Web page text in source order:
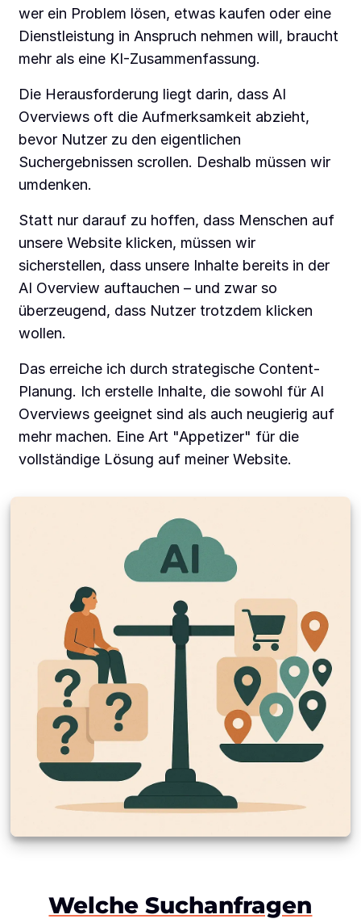
wer ein Problem lösen, etwas kaufen oder eine
Dienstleistung in Anspruch nehmen will, braucht
mehr als eine KI-Zusammenfassung.
Die Herausforderung liegt darin, dass AI
Overviews oft die Aufmerksamkeit abzieht,
bevor Nutzer zu den eigentlichen
Suchergebnissen scrollen. Deshalb müssen wir
umdenken.
Statt nur darauf zu hoffen, dass Menschen auf
unsere Website klicken, müssen wir
sicherstellen, dass unsere Inhalte bereits in der
AI Overview auftauchen – und zwar so
überzeugend, dass Nutzer trotzdem klicken
wollen.
Das erreiche ich durch strategische Content-
Planung. Ich erstelle Inhalte, die sowohl für AI
Overviews geeignet sind als auch neugierig auf
mehr machen. Eine Art "Appetizer" für die
vollständige Lösung auf meiner Website.
Welche Suchanfragen